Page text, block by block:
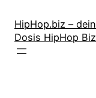
Inhalt
springen
HipHop.biz –
Dosis HipHop Biz